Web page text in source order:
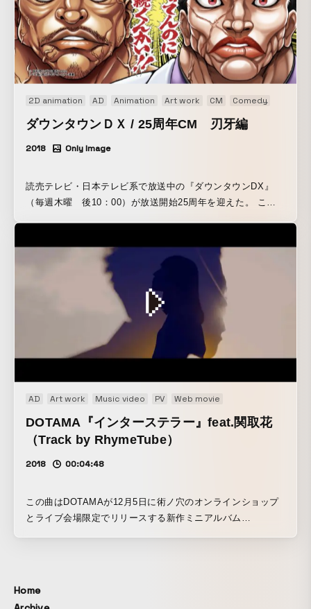
ウンタウンを描き下ろした。2つのビジュアルに共通するキャ
ッチコピーは「25年もやってんのに、まだDX続くんかい」。
ダウンタウンから番組への愛あるツッコミを表現している。
2D animation AD Animation Art work CM Comedy
ダウンタウンＤＸ / 25周年CM 刃牙編
2018 Only Image
読売テレビ・日本テレビ系で放送中の『ダウンタウンDX』
（毎週木曜 後10：00）が放送開始25周年を迎えた。 これ
れた。 『刃牙バージョン』では、板垣氏の代表作『グラップ
ラー刃牙』に登場するキャラクターと見間違えるほどのダウ
ンタウンの姿を同氏監修のもと表現。一方、『地獄のミサワ
バージョン』では、地獄のミサワ氏がその独特な世界観でダ
ウンタウンを描き下ろした。2つのビジュアルに共通するキャ
ッチコピーは「25年もやってんのに、まだDX続くんかい」。
ダウンタウンから番組への愛あるツッコミを表現している。
AD Art work Music video PV Web movie
DOTAMA『インターステラー』feat.関取花
（Track by RhymeTube）
2018 00:04:48
この曲はDOTAMAが12月5日に術ノ穴のオンラインショップ
とライブ会場限定でリリースする新作ミニアルバム
Home